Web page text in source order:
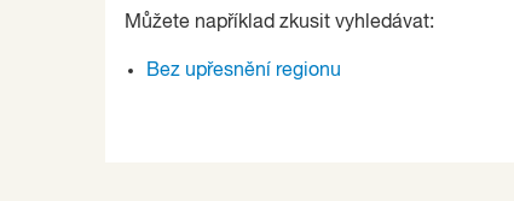
Můžete například zkusit vyhledávat:
Bez upřesnění regionu